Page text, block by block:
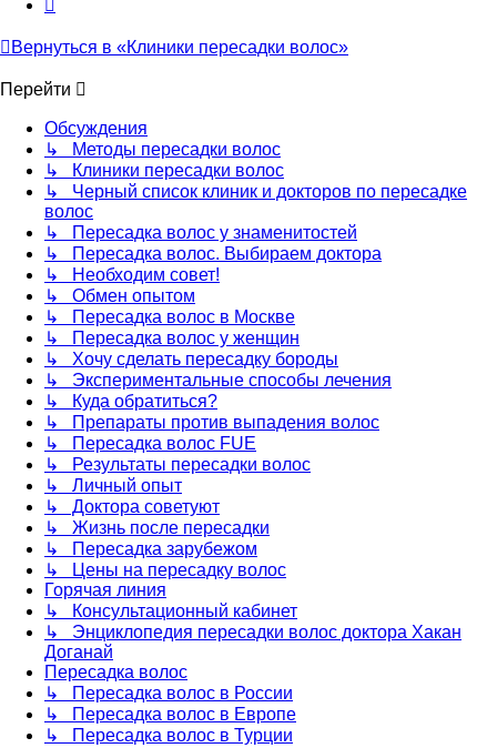
Вернуться в «Клиники пересадки волос»
Перейти
Обсуждения
↳ Методы пересадки волос
↳ Клиники пересадки волос
↳ Черный список клиник и докторов по пересадке
волос
↳ Пересадка волос у знаменитостей
↳ Пересадка волос. Выбираем доктора
↳ Необходим совет!
↳ Обмен опытом
↳ Пересадка волос в Москве
↳ Пересадка волос у женщин
↳ Хочу сделать пересадку бороды
↳ Экспериментальные способы лечения
↳ Куда обратиться?
↳ Препараты против выпадения волос
↳ Пересадка волос FUE
↳ Результаты пересадки волос
↳ Личный опыт
↳ Доктора советуют
↳ Жизнь после пересадки
↳ Пересадка зарубежом
↳ Цены на пересадку волос
Горячая линия
↳ Консультационный кабинет
↳ Энциклопедия пересадки волос доктора Хакан
Доганай
Пересадка волос
↳ Пересадка волос в России
↳ Пересадка волос в Европе
↳ Пересадка волос в Турции